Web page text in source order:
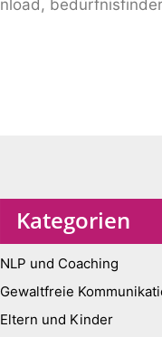
Kategorien
NLP und Coaching
Gewaltfreie
Eltern und Kinder